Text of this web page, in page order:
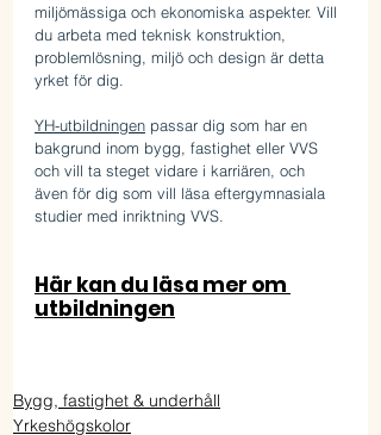
miljömässiga och ekonomiska aspekter. Vill
du arbeta med teknisk konstruktion,
problemlösning, miljö och design är detta
yrket för dig.
YH-utbildningen passar dig som har en
bakgrund inom bygg, fastighet eller VVS
och vill ta steget vidare i karriären, och
även för dig som vill läsa eftergymnasiala
studier med inriktning VVS.
Här kan du läsa mer om
utbildningen
Bygg, fastighet & underhåll
Yrkeshögskolor